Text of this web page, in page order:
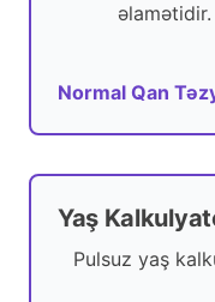
əlamətidir.
Normal Qan
Yaş
Pulsuz yaş